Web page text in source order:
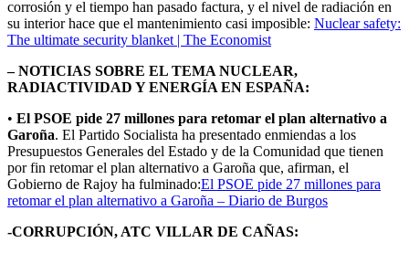
corrosión y el tiempo han pasado factura, y el nivel de radiación en
su interior hace que el mantenimiento casi imposible: Nuclear safety:
The ultimate security blanket | The Economist
– NOTICIAS SOBRE EL TEMA NUCLEAR,
RADIACTIVIDAD Y ENERGÍA EN ESPAÑA:
• El PSOE pide 27 millones para retomar el plan alternativo a
Garoña. El Partido Socialista ha presentado enmiendas a los
Presupuestos Generales del Estado y de la Comunidad que tienen
por fin retomar el plan alternativo a Garoña que, afirman, el
Gobierno de Rajoy ha fulminado:El PSOE pide 27 millones para
retomar el plan alternativo a Garoña – Diario de Burgos
-CORRUPCIÓN, ATC VILLAR DE CAÑAS: